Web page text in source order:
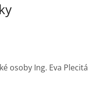
osoby Ing. Eva Plecitá